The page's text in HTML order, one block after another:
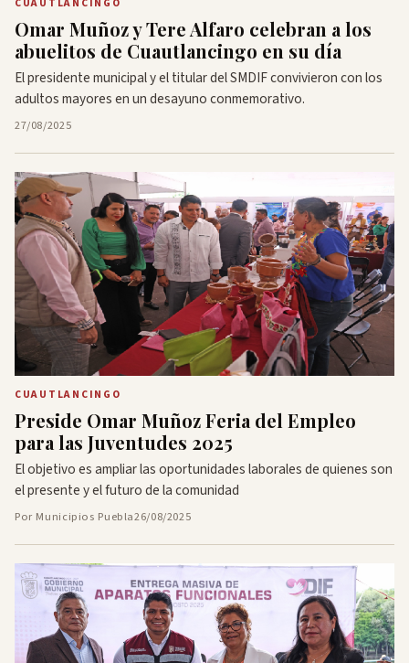
CUAUTLANCINGO
Omar Muñoz y Tere Alfaro celebran a los
abuelitos de Cuautlancingo en su día
El presidente municipal y el titular del SMDIF convivieron con los
adultos mayores en un desayuno conmemorativo.
27/08/2025
CUAUTLANCINGO
Preside Omar Muñoz Feria del Empleo
para las Juventudes 2025
El objetivo es ampliar las oportunidades laborales de quienes son
el presente y el futuro de la comunidad
Por Municipios Puebla26/08/2025